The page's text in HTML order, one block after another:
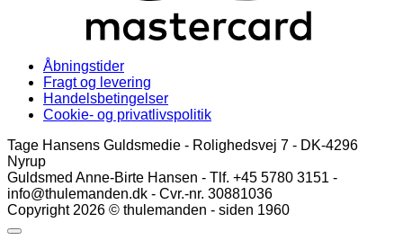
Åbningstider
Fragt og levering
Handelsbetingelser
Cookie- og privatlivspolitik
Tage Hansens Guldsmedie - Rolighedsvej 7 - DK-4296
Nyrup
Guldsmed Anne-Birte Hansen - Tlf. +45 5780 3151 -
info@thulemanden.dk - Cvr.-nr. 30881036
Copyright 2026 © thulemanden - siden 1960